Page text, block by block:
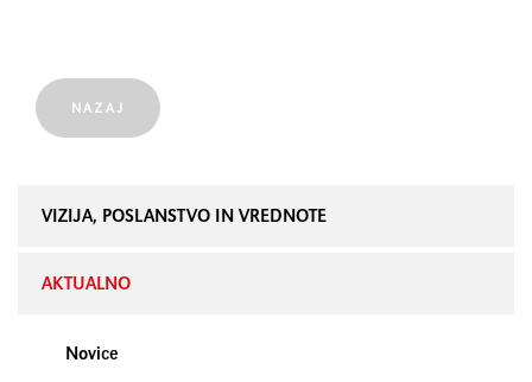
VIZIJA, POSLANSTVO IN VREDNOTE
AKTUALNO
Novice
NAZAJ